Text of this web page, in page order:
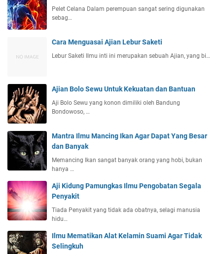
Pelet Celana Dalam perempuan sangat sering digunakan
sebag…
Cara Menguasai Ajian Lebur Saketi
Lebur Saketi Ilmu inti ini merupakan sebuah Ajian, yang bi…
Ajian Bolo Sewu Untuk Kekuatan dan Bantuan
Aji Bolo Sewu yang konon dimiliki oleh Bandung
Bondowoso, …
Mantra Ilmu Mancing Ikan Agar Dapat Yang Besar
dan Banyak
Memancing Ikan sangat banyak orang yang hobi, bukan
hanya …
Aji Kidung Pamungkas Ilmu Pengobatan Segala
Penyakit
Tiada Penyakit yang tidak ada obatnya, selagi manusia
hidu…
Ilmu Mematikan Alat Kelamin Suami Agar Tidak
Selingkuh